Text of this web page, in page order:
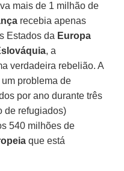
mais de 1 milhão de
recebia apenas
Estados da Europa
, a
verdadeira rebelião. A
problema de
por ano durante três
de refugiados)
540 milhões de
que está